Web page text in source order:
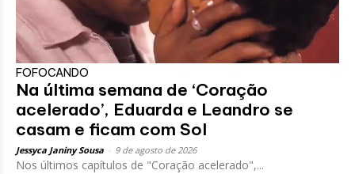
FOFOCANDO
Na última semana de ‘Coração
acelerado’, Eduarda e Leandro se
casam e ficam com Sol
Jessyca Janiny Sousa 9 de agosto de 2026
Nos últimos capítulos de "Coração acelerado",...